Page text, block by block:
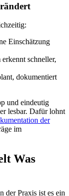
Einschätzung
erkennt schneller,
dokumentiert
und eindeutig
lesbar. Dafür lohnt
der
im
Was
der Praxis ist es ein